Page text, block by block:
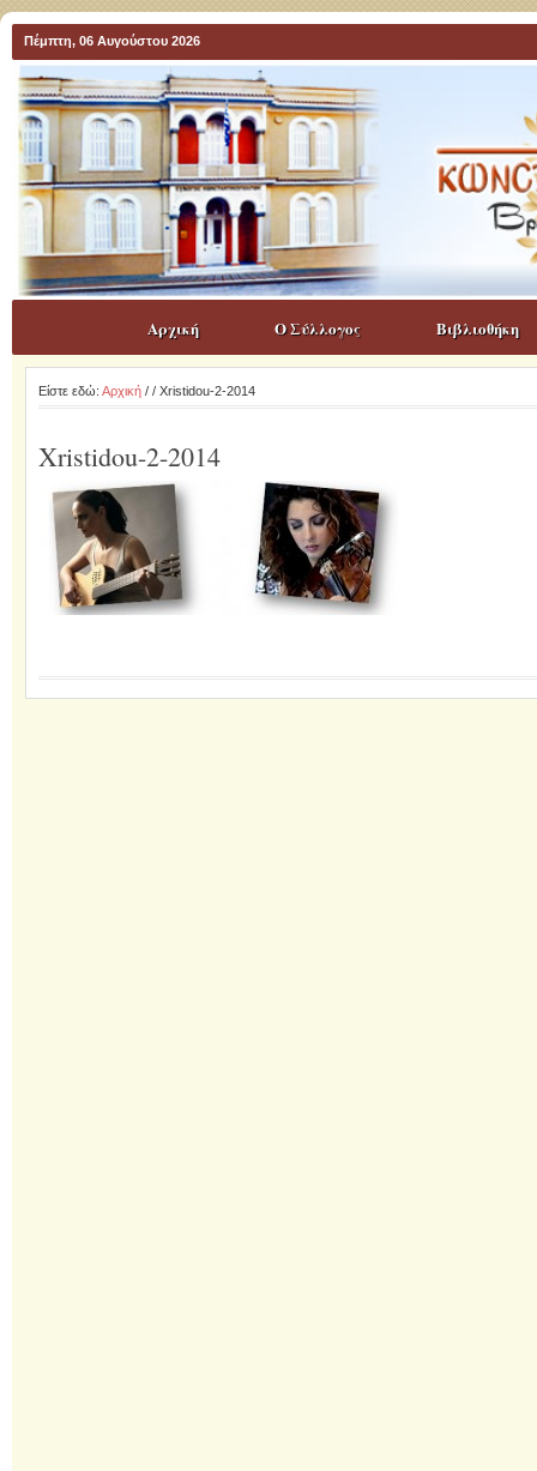
Πέμπτη, 06 Αυγούστου 2026
Αρχική Ο Σύλλογος Βιβλιοθήκη
Είστε εδώ: Αρχική/ / Xristidou-2-2014
Xristidou-2-2014